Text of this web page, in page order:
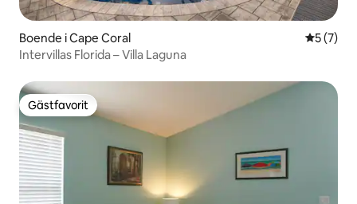
Boende i Cape Coral 5 av 5 i
5 (7)
Intervillas Florida – Villa Laguna
Gästfavorit
Gästfavorit